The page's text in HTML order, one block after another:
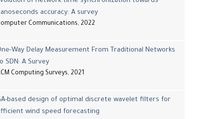
accuracy: A survey
Communications, 2022
Way Delay Measurement From Traditional Networks
SDN: A Survey
Computing Surveys, 2021
based design of optimal discrete wavelet filters for
wind speed forecasting